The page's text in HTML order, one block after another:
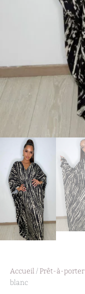
Accueil/ Prêt-à-porter
blanc